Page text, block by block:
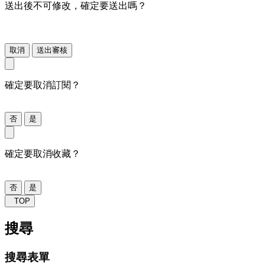
送出後不可修改，確定要送出嗎？
取消 送出審核
確定要取消訂閱？
否 是
確定要取消收藏？
否
是
TOP
搜尋
搜尋表單